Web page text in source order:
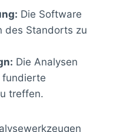
Die Software
des Standorts zu
Die Analysen
fundierte
treffen.